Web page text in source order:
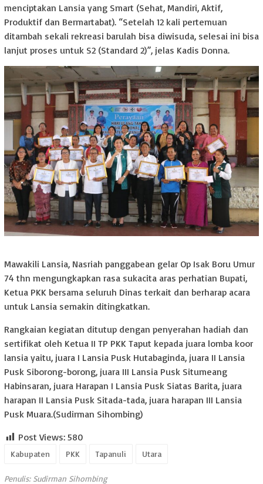
menciptakan Lansia yang Smart (Sehat, Mandiri, Aktif,
Produktif dan Bermartabat). “Setelah 12 kali pertemuan
ditambah sekali rekreasi barulah bisa diwisuda, selesai ini bisa
lanjut proses untuk S2 (Standard 2)”, jelas Kadis Donna.
Mawakili Lansia, Nasriah panggabean gelar Op Isak Boru Umur
74 thn mengungkapkan rasa sukacita aras perhatian Bupati,
Ketua PKK bersama seluruh Dinas terkait dan berharap acara
untuk Lansia semakin ditingkatkan.
Rangkaian kegiatan ditutup dengan penyerahan hadiah dan
sertifikat oleh Ketua II TP PKK Taput kepada juara lomba koor
lansia yaitu, juara I Lansia Pusk Hutabaginda, juara II Lansia
Pusk Siborong-borong, juara III Lansia Pusk Situmeang
Habinsaran, juara Harapan I Lansia Pusk Siatas Barita, juara
harapan II Lansia Pusk Sitada-tada, juara harapan III Lansia
Pusk Muara.(Sudirman Sihombing)
Post Views: 580
Kabupaten PKK Tapanuli Utara
Penulis: Sudirman Sihombing